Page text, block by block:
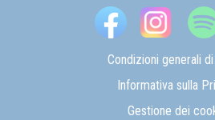
Condizioni generali
Informativa sulla
Gestione dei